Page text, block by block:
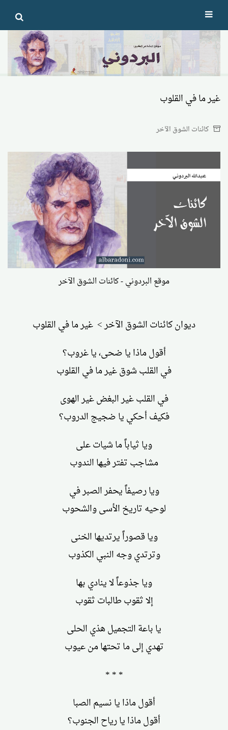
Skip
to
content
غير ما في القلوب
كائنات الشوق الآخر
موقع البردوني - كائنات الشوق الآخر
ديوان كائنات الشوق الآخر > غير ما في القلوب
أقول ماذا يا ضحى، يا غروب؟
في القلب شوق غير ما في القلوب
في القلب غير البغض غير الهوى
فكيف أحكي يا ضجيج الدروب؟
ويا ثياباً ما شيات على
مشاجب تفتر فيها الندوب
ويا رصيفاً يحفر الصبر في
لوحيه تاريخ الأسى والشحوب
ويا قصوراً يرتديها الخنى
وترتدي وجه النبي الكذوب
ويا جذوعاً لا ينادي بها
إلا ثقوب طالبات ثقوب
يا باعة التجميل هذي الحلى
تهدي إلى ما تحتها من عيوب
* * *
أقول ماذا يا نسيم الصبا
أقول ماذا يا رياح الجنوب؟